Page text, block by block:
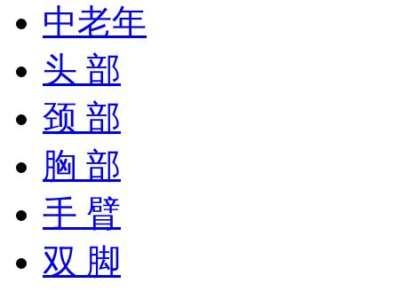
中老年
头 部
颈 部
胸 部
手 臂
双 脚